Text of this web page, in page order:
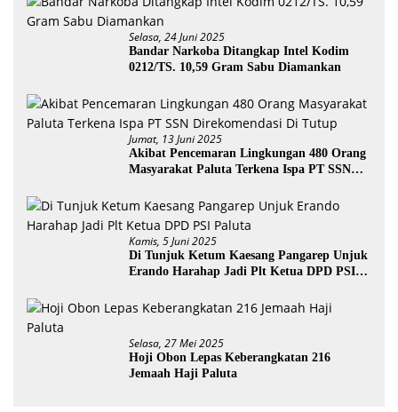
Selasa, 24 Juni 2025
Bandar Narkoba Ditangkap Intel Kodim
0212/TS. 10,59 Gram Sabu Diamankan
Jumat, 13 Juni 2025
Akibat Pencemaran Lingkungan 480 Orang
Masyarakat Paluta Terkena Ispa PT SSN
Kamis, 5 Juni 2025
Di Tunjuk Ketum Kaesang Pangarep Unjuk
Erando Harahap Jadi Plt Ketua DPD PSI
Selasa, 27 Mei 2025
Hoji Obon Lepas Keberangkatan 216
Jemaah Haji Paluta